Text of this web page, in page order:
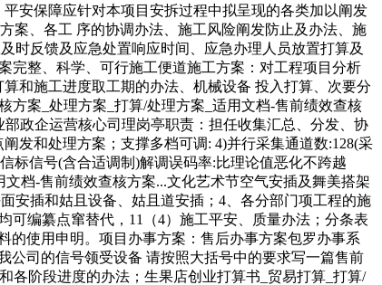
安保障应针对本项目安拆过程中拟呈现的各类加以阐发
案、各工 序的协调办法、施工风险阐发防止及办法、施
时反馈及应急处置响应时间、应急办理人员放置打算及
完整、科学、可行施工便道施工方案：对工程项目分析
和施工进度取工期的办法、机械设备 投入打算、次要分
案_处理方案_打算/处理方案_适用文档-售前绩效查核
政企运营核心司理岗亭职责：担任收集汇总、分发、协
发和处理方案；支撑多档可调: 4)并行采集通道数:128(采
标信号(含合适调制)解调误码率:比理论值恶化不跨越
档-售前绩效查核方案...文化艺术节空气安插及舞美搭架
安插和姑且设备、姑且道安插；4、各分部门项工程的施
编纂点窜替代，11（4）施工平安、质量办法；分条表
的使用申明。项目办事方案：售后办事方案包罗办事系
公司的信号领受设备 请按照大括号中的要求写一篇售前
各阶段进度的办法；生果店创业打算书_贸易打算_打算/